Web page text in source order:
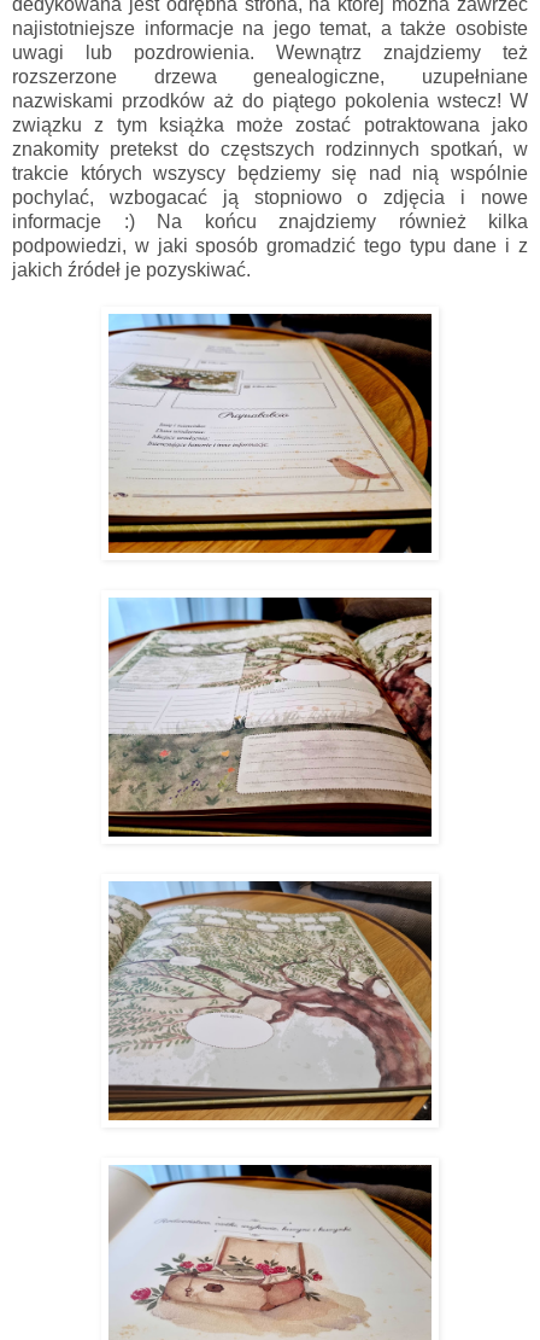
najistotniejsze informacje na jego temat, a także osobiste
uwagi lub pozdrowienia. Wewnątrz znajdziemy też
rozszerzone drzewa genealogiczne, uzupełniane
nazwiskami przodków aż do piątego pokolenia wstecz! W
związku z tym książka może zostać potraktowana jako
znakomity pretekst do częstszych rodzinnych spotkań, w
trakcie których wszyscy będziemy się nad nią wspólnie
pochylać, wzbogacać ją stopniowo o zdjęcia i nowe
informacje :) Na końcu znajdziemy również kilka
podpowiedzi, w jaki sposób gromadzić tego typu dane i z
jakich źródeł je pozyskiwać.